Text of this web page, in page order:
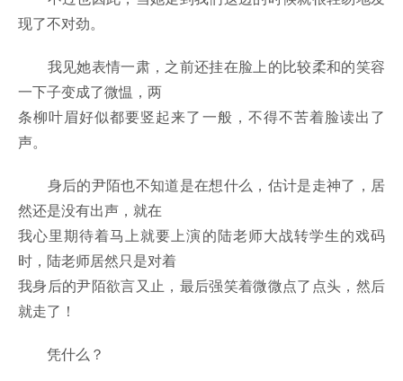
现了不对劲。
我见她表情一肃，之前还挂在脸上的比较柔和的笑容
一下子变成了微愠，两
条柳叶眉好似都要竖起来了一般，不得不苦着脸读出了
声。
身后的尹陌也不知道是在想什么，估计是走神了，居
然还是没有出声，就在
我心里期待着马上就要上演的陆老师大战转学生的戏码
时，陆老师居然只是对着
我身后的尹陌欲言又止，最后强笑着微微点了点头，然后
就走了！
凭什么？